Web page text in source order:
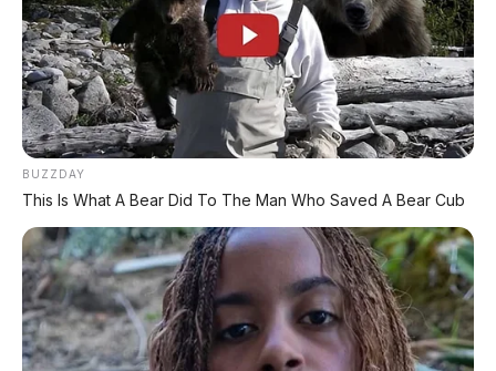
Chery Tiggo V: SUV pertama di dunia
yang bisa berubah jadi pickup.
Apakah ini masa depan mobilitas
keluarga? Yuk kita bedah tuntas!
🚙 Chery Tiggo V: SUV
Transformers yang Bisa Jadi
Pickup
Chery Tiggo V merupakan evolusi dari konsep
T1TPyang pernah dipamerkan sebelumnya. Mobil
BUZZDAY
This Is What A Bear Did To The Man Who Saved A Bear Cub